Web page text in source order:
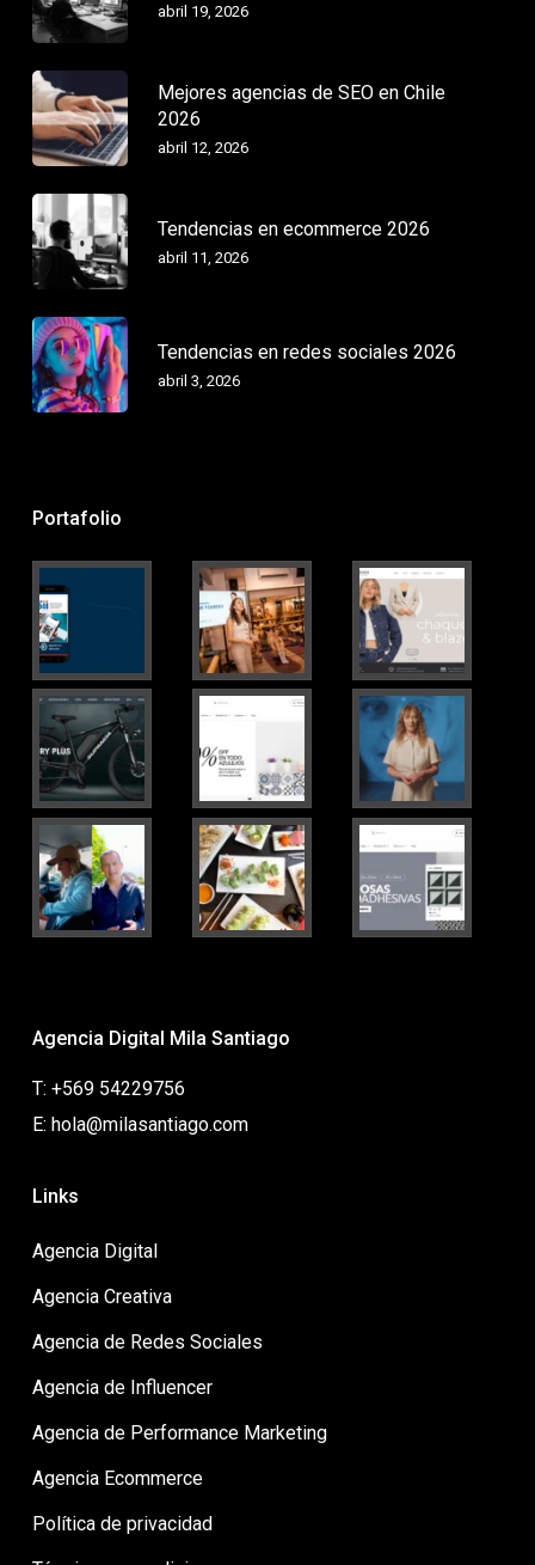
abril 19, 2026
Mejores agencias de SEO en Chile
2026
abril 12, 2026
Tendencias en ecommerce 2026
abril 11, 2026
Tendencias en redes sociales 2026
abril 3, 2026
Portafolio
Agencia Digital Mila Santiago
T: +569 54229756
E: hola@milasantiago.com
Links
Agencia Digital
Agencia Creativa
Agencia de Redes Sociales
Agencia de Influencer
Agencia de Performance Marketing
Agencia Ecommerce
Política de privacidad